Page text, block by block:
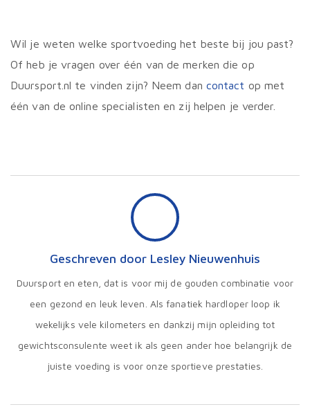
optie
Wil je weten welke sportvoeding het beste bij jou past?
Of heb je vragen over één van de merken die op
Duursport.nl te vinden zijn? Neem dan contact op met
één van de online specialisten en zij helpen je verder.
Geschreven door Lesley Nieuwenhuis
Duursport en eten, dat is voor mij de gouden combinatie voor
een gezond en leuk leven. Als fanatiek hardloper loop ik
wekelijks vele kilometers en dankzij mijn opleiding tot
gewichtsconsulente weet ik als geen ander hoe belangrijk de
juiste voeding is voor onze sportieve prestaties.